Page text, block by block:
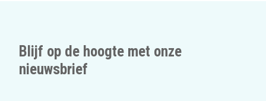
Blijf op de hoogte met onze
nieuwsbrief